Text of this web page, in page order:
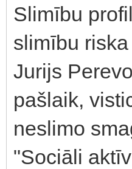
Slimību
slimību
Jurijs
pašlaik,
neslimo
"Sociāli